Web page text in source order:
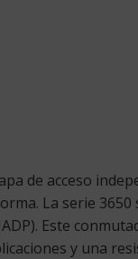
de acceso
La serie
Este
y una